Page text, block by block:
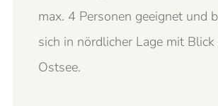
max. 4 Personen geeignet und
sich in nördlicher Lage mit
Ostsee.